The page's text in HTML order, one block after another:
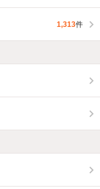
1,313件